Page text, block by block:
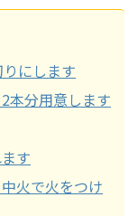
にします
本分用意します
す
火で火をつけ